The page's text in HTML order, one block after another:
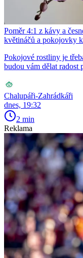
Poměr 4:1 z kávy a
květináčů a pokojovky
Pokojové rostliny je
budou vám dělat radost
Chalupáři-Zahrádkáři
dnes, 19:32
2 min
Reklama